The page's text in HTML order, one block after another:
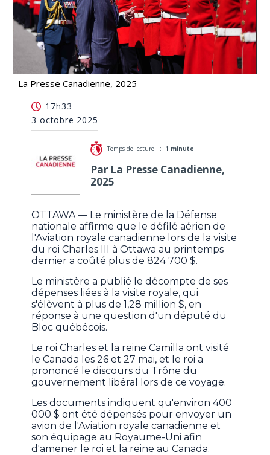
La Presse Canadienne, 2025
1,28 million $ pour la visite royale
17h33
3 octobre 2025
Temps de lecture : 1 minute
Par La Presse Canadienne,
2025
OTTAWA — Le ministère de la Défense
nationale affirme que le défilé aérien de
l'Aviation royale canadienne lors de la visite
du roi Charles III à Ottawa au printemps
dernier a coûté plus de 824 700 $.
Le ministère a publié le décompte de ses
dépenses liées à la visite royale, qui
s'élèvent à plus de 1,28 million $, en
réponse à une question d'un député du
Bloc québécois.
Le roi Charles et la reine Camilla ont visité
le Canada les 26 et 27 mai, et le roi a
prononcé le discours du Trône du
gouvernement libéral lors de ce voyage.
Les documents indiquent qu'environ 400
000 $ ont été dépensés pour envoyer un
avion de l'Aviation royale canadienne et
son équipage au Royaume-Uni afin
d'amener le roi et la reine au Canada.